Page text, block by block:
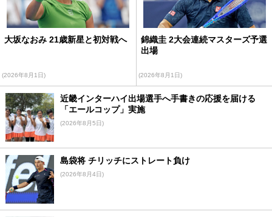
大坂なおみ 21歳新星と初対戦へ
(2026年8月1日)
錦織圭 2大会連続マスターズ予選
出場
(2026年8月1日)
近畿インターハイ出場選手へ手書きの応援を届ける
「エールコップ」実施
(2026年8月5日)
島袋将 チリッチにストレート負け
(2026年8月4日)